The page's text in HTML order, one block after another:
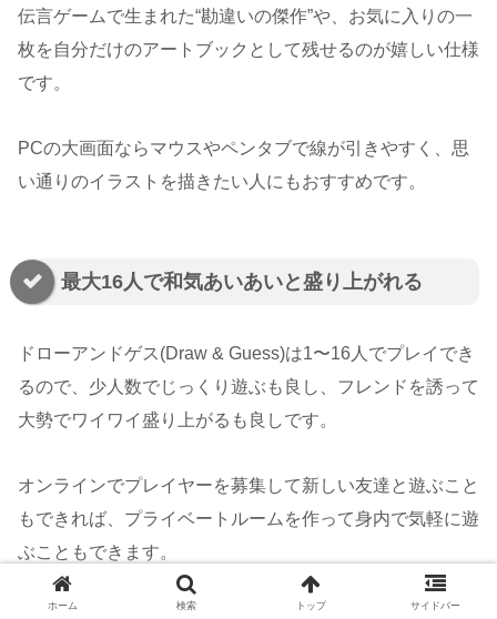
伝言ゲームで生まれた“勘違いの傑作”や、お気に入りの一
枚を自分だけのアートブックとして残せるのが嬉しい仕様
です。
PCの大画面ならマウスやペンタブで線が引きやすく、思
い通りのイラストを描きたい人にもおすすめです。
最大16人で和気あいあいと盛り上がれる
ドローアンドゲス(Draw & Guess)は1〜16人でプレイでき
るので、少人数でじっくり遊ぶも良し、フレンドを誘って
大勢でワイワイ盛り上がるも良しです。
オンラインでプレイヤーを募集して新しい友達と遊ぶこと
もできれば、プライベートルームを作って身内で気軽に遊
ぶこともできます。
ホーム 検索 トップ サイドバー